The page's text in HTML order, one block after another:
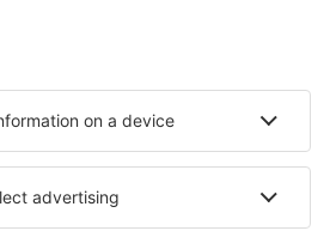
José María Yánez (GYM)
(ACA)
Ruiz (ZCL)
Jesus Tersn Peredo (AGU)